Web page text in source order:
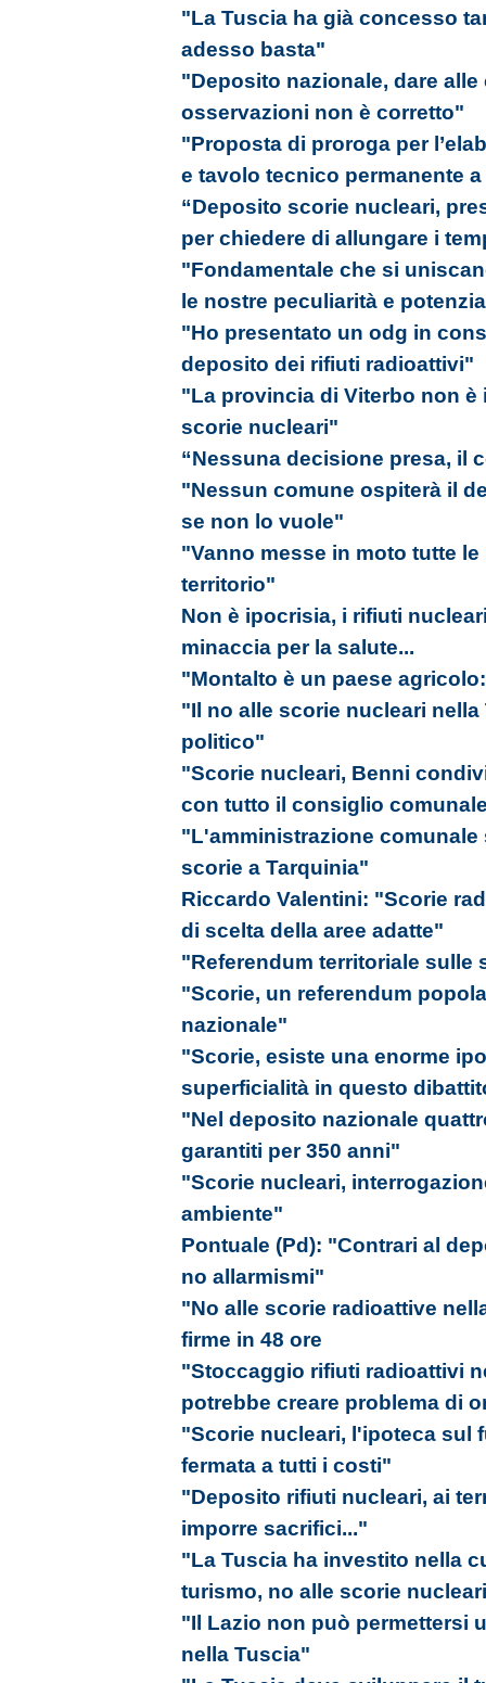
"La Tuscia ha già concesso
adesso basta"
"Deposito nazionale, dare
osservazioni non è corretto"
"Proposta di proroga per
e tavolo tecnico permanente
“Deposito scorie nucleari,
per chiedere di allungare i
"Fondamentale che si
le nostre peculiarità e
"Ho presentato un odg in
deposito dei rifiuti radioattivi"
"La provincia di Viterbo non
scorie nucleari"
“Nessuna decisione presa, il
"Nessun comune ospiterà il
se non lo vuole"
"Vanno messe in moto tutte
territorio"
Non è ipocrisia, i rifiuti
minaccia per la salute...
"Montalto è un paese
"Il no alle scorie nucleari
politico"
"Scorie nucleari, Benni
con tutto il consiglio
"L'amministrazione comunale
scorie a Tarquinia"
Riccardo Valentini: "Scorie
di scelta della aree adatte"
"Referendum territoriale sulle
"Scorie, un referendum
nazionale"
"Scorie, esiste una enorme
superficialità in questo
"Nel deposito nazionale
garantiti per 350 anni"
"Scorie nucleari,
ambiente"
Pontuale (Pd): "Contrari al
no allarmismi"
"No alle scorie radioattive
firme in 48 ore
"Stoccaggio rifiuti radioattivi
potrebbe creare problema di
"Scorie nucleari, l'ipoteca sul
fermata a tutti i costi"
"Deposito rifiuti nucleari, ai
imporre sacrifici..."
"La Tuscia ha investito nella
turismo, no alle scorie
"Il Lazio non può permettersi
nella Tuscia"